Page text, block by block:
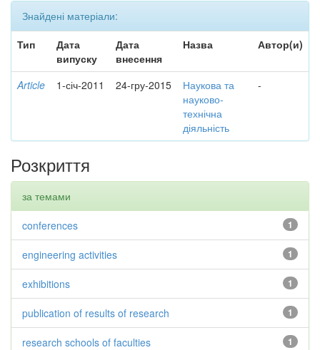
Знайдені матеріали:
Тип
Дата
випуску
Дата
внесення
Назва Автор(и)
Article 1-січ-2011 24-гру-2015
Наукова та
науково-
технічна
діяльність
-
Розкриття
за темами
1
conferences
1
engineering activities
1
exhibitions
1
publication of results of research
1
research schools of faculties